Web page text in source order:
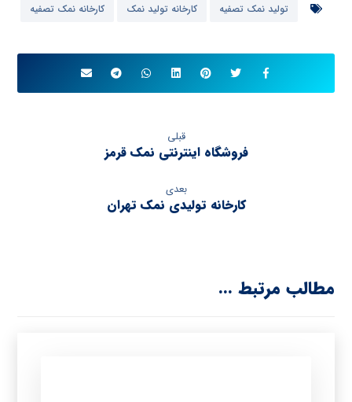
تولید نمک تصفیه کارخانه تولید نمک کارخانه نمک تصفیه
قبلی
فروشگاه اینترنتی نمک قرمز
بعدی
کارخانه تولیدی نمک تهران
مطالب مرتبط ...